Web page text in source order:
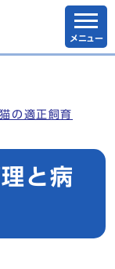
メニュー
の適正飼育
と病